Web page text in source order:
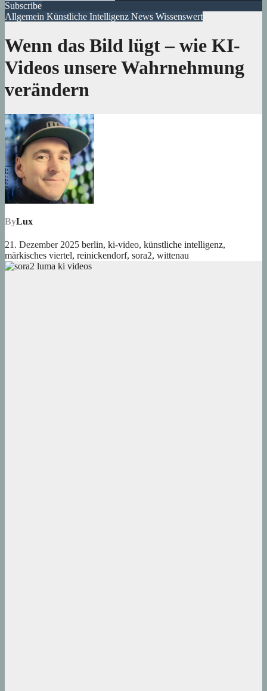
Subscribe
Allgemein Künstliche Intelligenz News Wissenswert
Wenn das Bild lügt – wie KI-
Videos unsere Wahrnehmung
verändern
ByLux
21. Dezember 2025 berlin, ki-video, künstliche intelligenz,
märkisches viertel, reinickendorf, sora2, wittenau